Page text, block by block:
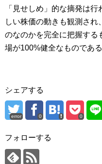
「見せしめ」的な摘発は
しい株価の動きも観測され
のなのかを完全に把握する
場が100%健全なものであ
シェアする
error 0 0
フォローする